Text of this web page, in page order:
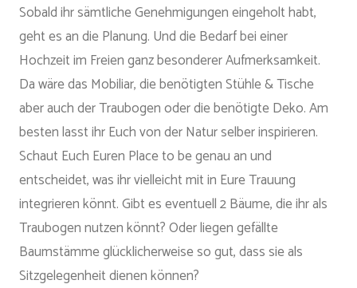
Sobald ihr sämtliche Genehmigungen eingeholt habt,
geht es an die Planung. Und die Bedarf bei einer
Hochzeit im Freien ganz besonderer Aufmerksamkeit.
Da wäre das Mobiliar, die benötigten Stühle & Tische
aber auch der Traubogen oder die benötigte Deko. Am
besten lasst ihr Euch von der Natur selber inspirieren.
Schaut Euch Euren Place to be genau an und
entscheidet, was ihr vielleicht mit in Eure Trauung
integrieren könnt. Gibt es eventuell 2 Bäume, die ihr als
Traubogen nutzen könnt? Oder liegen gefällte
Baumstämme glücklicherweise so gut, dass sie als
Sitzgelegenheit dienen können?